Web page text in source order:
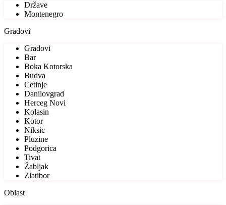
Države
Montenegro
Gradovi
Gradovi
Bar
Boka Kotorska
Budva
Cetinje
Danilovgrad
Herceg Novi
Kolasin
Kotor
Niksic
Pluzine
Podgorica
Tivat
Žabljak
Zlatibor
Oblast